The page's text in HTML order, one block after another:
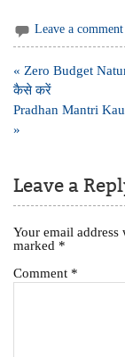
Leave a comment
Post
navigation
« Zero Budget
कैसे करें
Pradhan Mantri
»
Leave a
Your email
marked *
Comment *